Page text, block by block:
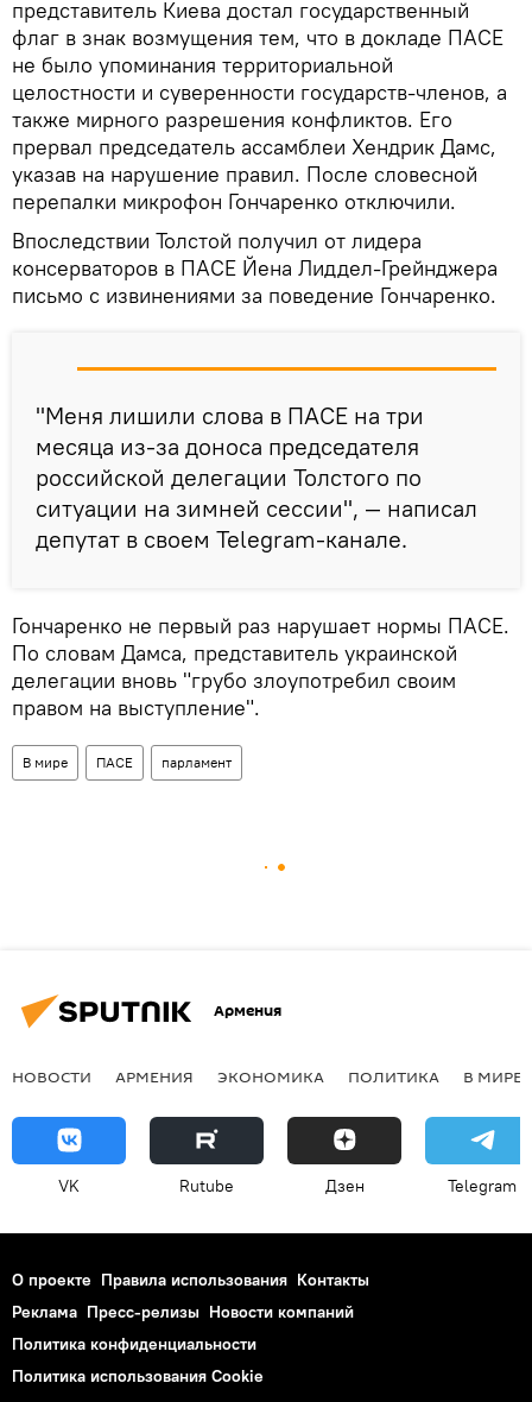
представитель Киева достал государственный
флаг в знак возмущения тем, что в докладе ПАСЕ
не было упоминания территориальной
целостности и суверенности государств-членов, а
также мирного разрешения конфликтов. Его
прервал председатель ассамблеи Хендрик Дамс,
указав на нарушение правил. После словесной
перепалки микрофон Гончаренко отключили.
Впоследствии Толстой получил от лидера
консерваторов в ПАСЕ Йена Лиддел-Грейнджера
письмо с извинениями за поведение Гончаренко.
"Меня лишили слова в ПАСЕ на три
месяца из-за доноса председателя
российской делегации Толстого по
ситуации на зимней сессии", — написал
депутат в своем Telegram-канале.
Гончаренко не первый раз нарушает нормы ПАСЕ.
По словам Дамса, представитель украинской
делегации вновь "грубо злоупотребил своим
правом на выступление".
В мире ПАСЕ парламент
Армения
НОВОСТИ АРМЕНИЯ ЭКОНОМИКА ПОЛИТИКА В МИРЕ
VK Rutube Дзен Telegram
О проекте Правила использования Контакты
Реклама Пресс-релизы Новости компаний
Политика конфиденциальности
Политика использования Cookie